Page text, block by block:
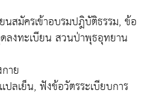
สมัครเข้าอบรมปฎิบัติธรรม, ข้อ
ลงทะเบียน สวนป่าพุธอุทยาน
าย
ลเย็น, ฟังข้อวัตรระเบียบการ